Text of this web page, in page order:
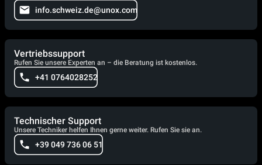
info.schweiz.de@unox.com
Vertriebssupport
Rufen Sie unsere Experten an – die Beratung ist kostenlos.
+41 0764028252
Technischer Support
Unsere Techniker helfen Ihnen gerne weiter. Rufen Sie sie an.
+39 049 736 06 51